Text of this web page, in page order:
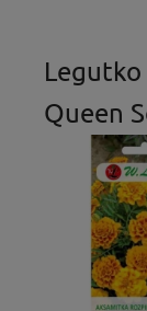
Legutko
Queen